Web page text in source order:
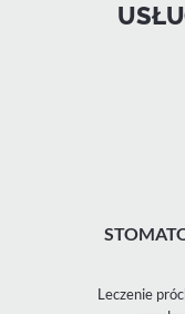
Leczenie